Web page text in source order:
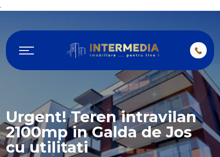
.
Urgent! Teren intravilan
2100mp in Galda de Jos
cu utilitati